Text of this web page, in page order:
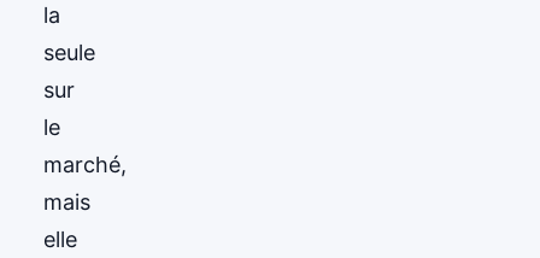
la
seule
sur
le
marché,
mais
elle